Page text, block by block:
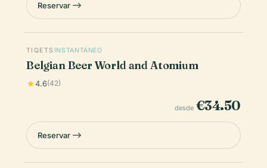
Reservar
TIQETS INSTANTÁNEO
Belgian Beer World and Atomium
4.6(42)
desde €34.50
Reservar